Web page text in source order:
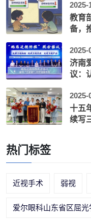
2025-
教育
备，
2025-
济南
议：
2025-
十五
续写
热门标签
近视手术 弱视
爱尔眼科山东省区屈